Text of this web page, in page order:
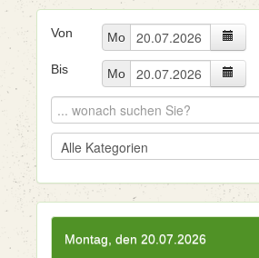
Von Mo
Bis Mo
Montag, den 20.07.2026